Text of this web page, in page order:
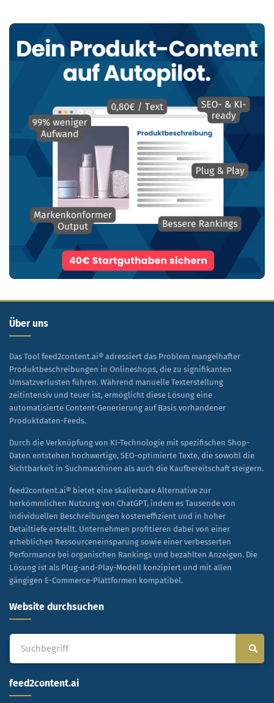
Über uns
Das Tool feed2content.ai® adressiert das Problem mangelhafter
Produktbeschreibungen in Onlineshops, die zu signifikanten
Umsatzverlusten führen. Während manuelle Texterstellung
zeitintensiv und teuer ist, ermöglicht diese Lösung eine
automatisierte Content-Generierung auf Basis vorhandener
Produktdaten-Feeds.
Durch die Verknüpfung von KI-Technologie mit spezifischen Shop-
Daten entstehen hochwertige, SEO-optimierte Texte, die sowohl die
Sichtbarkeit in Suchmaschinen als auch die Kaufbereitschaft steigern.
feed2content.ai® bietet eine skalierbare Alternative zur
herkömmlichen Nutzung von ChatGPT, indem es Tausende von
individuellen Beschreibungen kosteneffizient und in hoher
Detailtiefe erstellt. Unternehmen profitieren dabei von einer
erheblichen Ressourceneinsparung sowie einer verbesserten
Performance bei organischen Rankings und bezahlten Anzeigen. Die
Lösung ist als Plug-and-Play-Modell konzipiert und mit allen
gängigen E-Commerce-Plattformen kompatibel.
Website durchsuchen
feed2content.ai